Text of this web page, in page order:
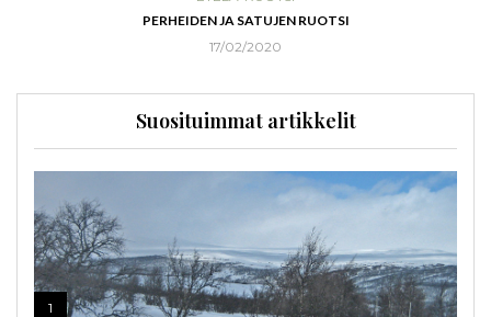
PERHEIDEN JA SATUJEN RUOTSI
17/02/2020
Suosituimmat artikkelit
1